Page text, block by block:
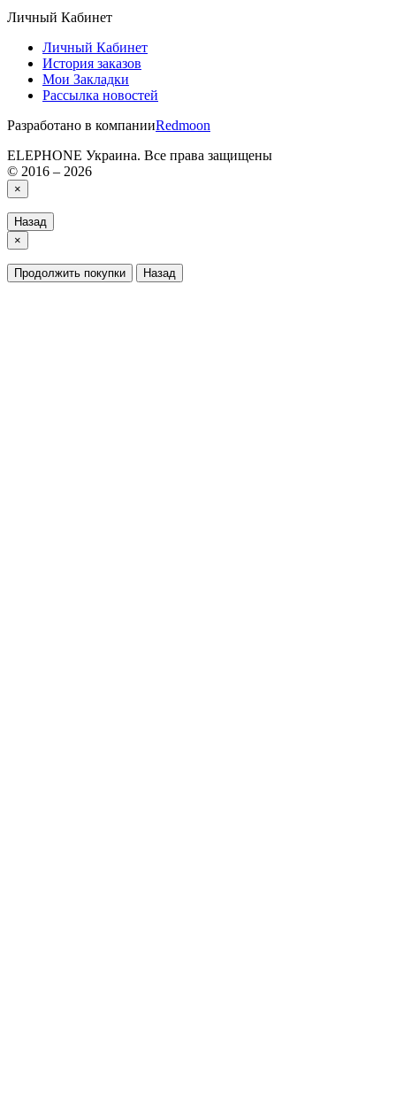
Личный Кабинет
Личный Кабинет
История заказов
Мои Закладки
Рассылка новостей
Разработано в компанииRedmoon
ELEPHONE Украина. Все права защищены
© 2016 – 2026
×
Назад
×
Продолжить покупки Назад